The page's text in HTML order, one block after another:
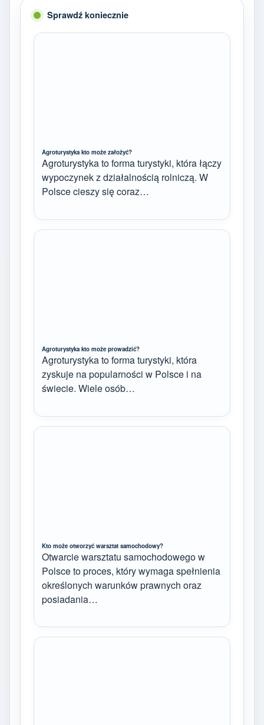
Sprawdź koniecznie
Agroturystyka kto może założyć?
Agroturystyka to forma turystyki, która łączy
wypoczynek z działalnością rolniczą. W
Polsce cieszy się coraz…
Agroturystyka kto może prowadzić?
Agroturystyka to forma turystyki, która
zyskuje na popularności w Polsce i na
świecie. Wiele osób…
Kto może otworzyć warsztat samochodowy?
Otwarcie warsztatu samochodowego w
Polsce to proces, który wymaga spełnienia
określonych warunków prawnych oraz
posiadania…